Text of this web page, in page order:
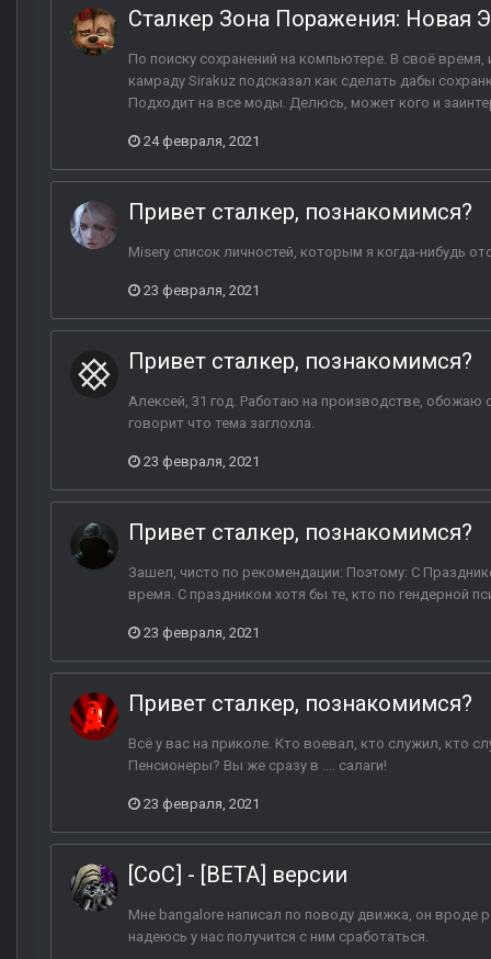
Сталкер Зона Поражения: Новая
По поиску сохранений на компьютере. В своё
камраду Sirakuz подсказал как сделать дабы
Подходит на все моды. Делюсь, может кого и
24 февраля, 2021
Привет сталкер, познакомимся?
Misery список личностей, которым я когда-нибудь
23 февраля, 2021
Привет сталкер, познакомимся?
Алексей, 31 год. Работаю на производстве, обожаю
говорит что тема заглохла.
23 февраля, 2021
Привет сталкер, познакомимся?
Зашел, чисто по рекомендации: Поэтому: С
время. С праздником хотя бы те, кто по гендерной
23 февраля, 2021
Привет сталкер, познакомимся?
Всё у вас на приколе. Кто воевал, кто служил, кто
Пенсионеры? Вы же сразу в .... салаги!
23 февраля, 2021
[CoC] - [BETA] версии
Мне bangalore написал по поводу движка, он вроде
надеюсь у нас получится с ним сработаться.